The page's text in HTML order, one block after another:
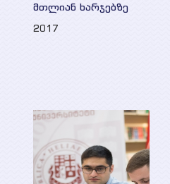
პრეზენტაციები
მიმდინარე
დასრულებული
მედია
კონტაქტი
მთლიან ხარჯებზე
2017